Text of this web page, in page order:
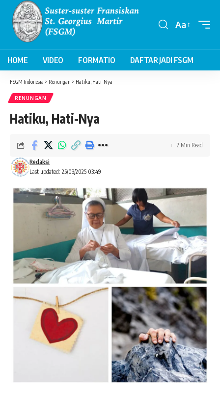
Font
Aa
HOME VIDEO FORMATIO DAFTAR JADI FSGM
FSGM Indonesia > Renungan > Hatiku, Hati-Nya
RENUNGAN
Hatiku, Hati-Nya
Last updated: 25/03/2025 03:49
Redaksi
2 Min Read